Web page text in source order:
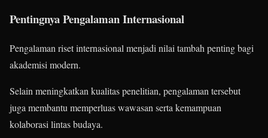
Pentingnya Pengalaman Internasional
Pengalaman riset internasional menjadi nilai tambah penting bagi
akademisi modern.
Selain meningkatkan kualitas penelitian, pengalaman tersebut
juga membantu memperluas wawasan serta kemampuan
kolaborasi lintas budaya.